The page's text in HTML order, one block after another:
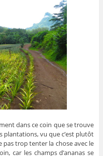
dans ce coin que se trouve
plantations, vu que c’est plutôt
pas trop tenter la chose avec le
car les champs d’ananas se